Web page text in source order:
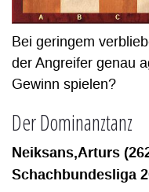
Bei geringem
der Angreifer genau
Gewinn spielen?
Der Dominanztanz
Neiksans,Arturs
Schachbundesliga